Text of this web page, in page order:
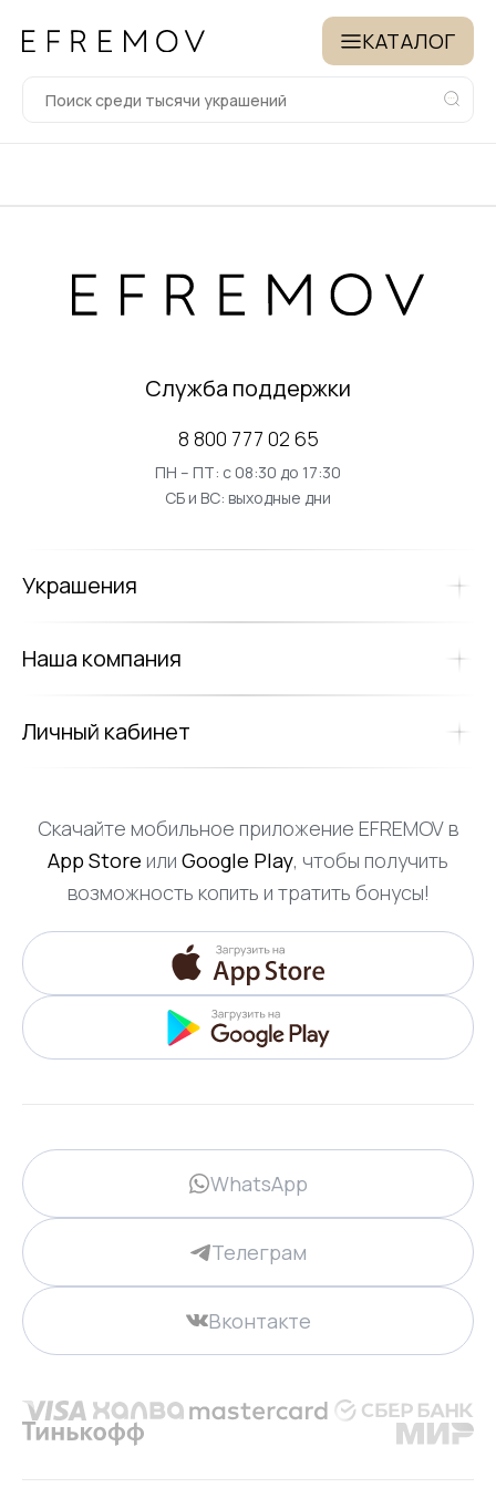
КАТАЛОГ
Служба поддержки
8 800 777 02 65
ПН – ПТ: с 08:30 до 17:30
СБ и ВС: выходные дни
Украшения
Наша компания
Личный кабинет
Скачайте мобильное приложение EFREMOV в
App Store или Google Play, чтобы получить
возможность копить и тратить бонусы!
WhatsApp
Телеграм
Вконтакте